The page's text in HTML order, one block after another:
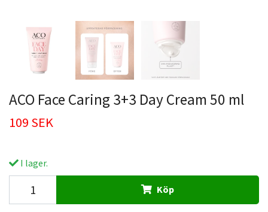
ACO Face Caring 3+3 Day Cream 50 ml
109 SEK
I lager.
Köp